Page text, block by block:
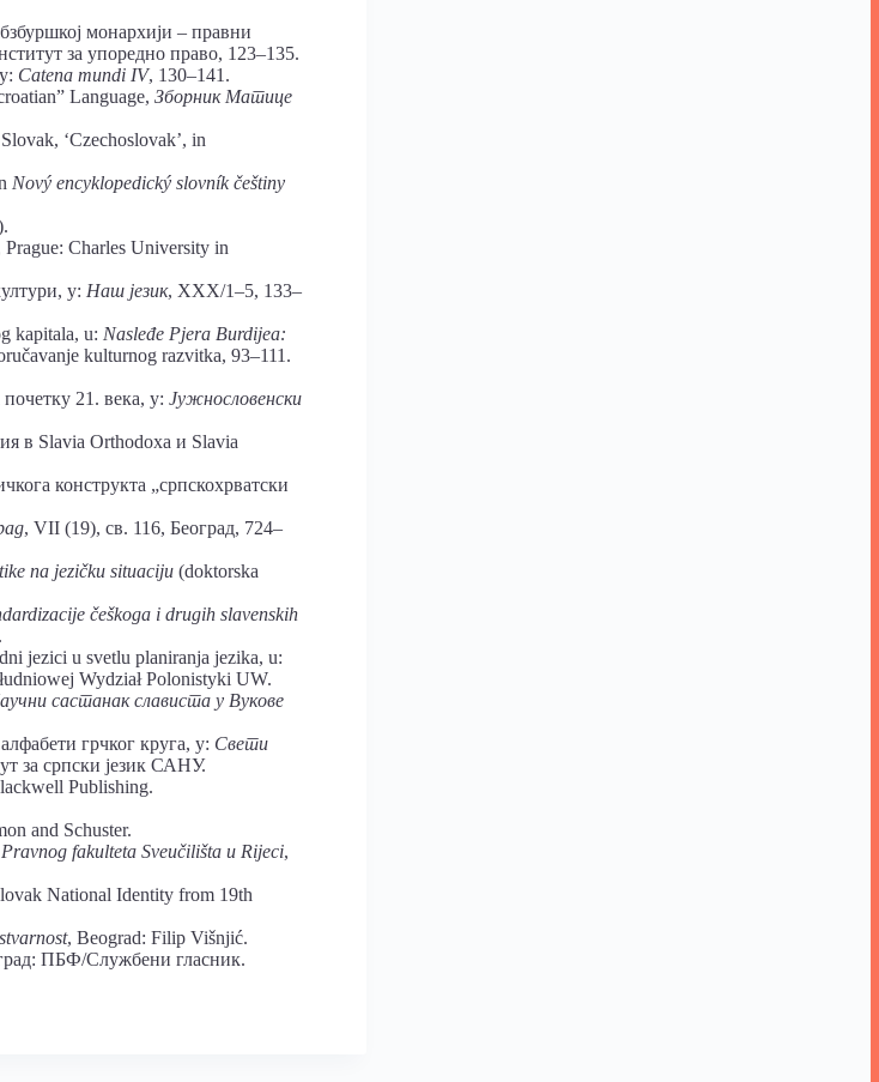
монархији – правни
за упоредно право, 123–135.
Catena mundi IV, 130–141.
Language, Зборник Матице
‘Czechoslovak’, in
Nový encyklopedický slovník češtiny
Prague: Charles University in
у: Наш језик, XXX/1–5, 133–
kapitala, u: Nasleđe Pjera Burdijea:
kulturnog razvitka, 93–111.
21. века, у: Јужнословенски
в Slavia Orthodoxa и Slavia
конструкта „српскохрватски
, VII (19), св. 116, Београд, 724–
na jezičku situaciju (doktorska
češkoga i drugih slavenskih
jezici u svetlu planiranja jezika, u:
Wydział Polonistyki UW.
састанак слависта у Вукове
грчког круга, у: Свети
за српски језик САНУ.
Publishing.
and Schuster.
fakulteta Sveučilišta u Rijeci,
National Identity from 19th
, Beograd: Filip Višnjić.
ПБФ/Службени гласник.